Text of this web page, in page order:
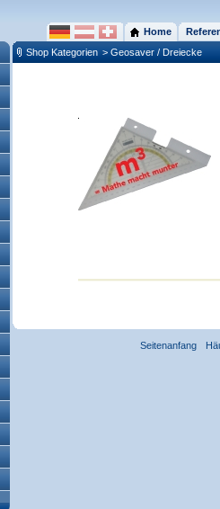
Home
Shop Kategorien > Geosaver / Dreiecke
Seitenanfang